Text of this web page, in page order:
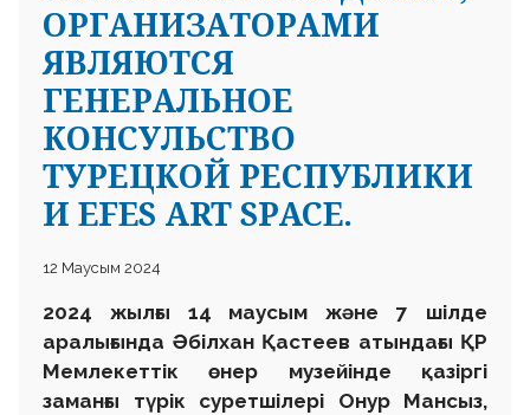
ОРГАНИЗАТОРАМИ
ЯВЛЯЮТСЯ
ГЕНЕРАЛЬНОЕ
КОНСУЛЬСТВО
ТУРЕЦКОЙ РЕСПУБЛИКИ
И EFES ART SPACE.
12 Маусым 2024
2024 жылғы 14 маусым және 7 шілде
аралығында Әбілхан Қастеев атындағы ҚР
Мемлекеттік өнер музейінде қазіргі
заманғы түрік суретшілері Онур Мансыз,